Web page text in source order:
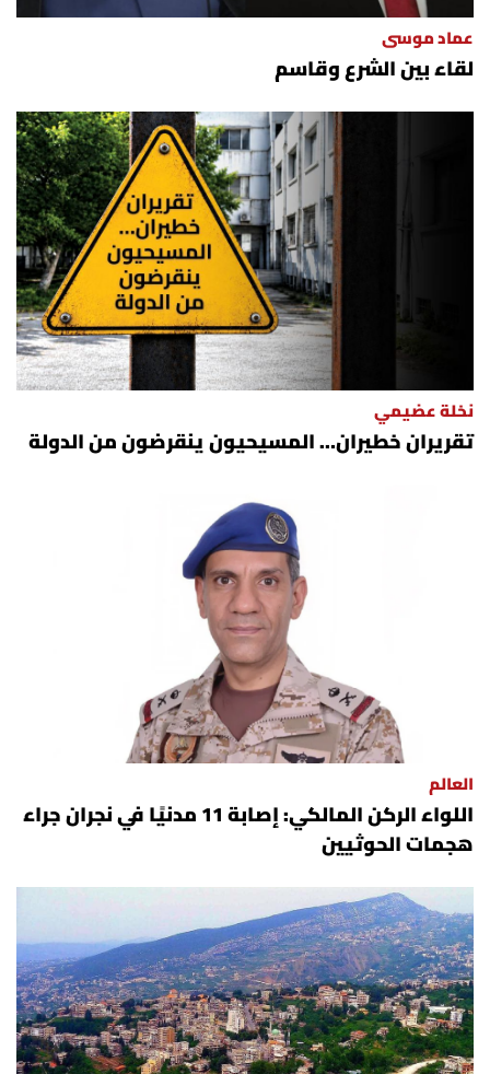
عماد موسى
لقاء بين الشرع وقاسم
نخلة عضيمي
تقريران خطيران… المسيحيون ينقرضون من الدولة
العالم
اللواء الركن المالكي: إصابة 11 مدنيًا في نجران جراء
هجمات الحوثيين